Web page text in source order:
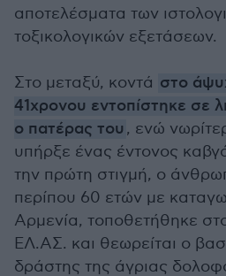
αποτελέσματα των
τοξικολογικών εξετάσεων.
Στο μεταξύ, κοντά στο
41χρονου εντοπίστηκε σε
ο πατέρας του , ενώ
υπήρξε ένας έντονος
την πρώτη στιγμή, ο
περίπου 60 ετών με
Αρμενία, τοποθετήθηκε
ΕΛ.ΑΣ. και θεωρείται ο
δράστης της άγριας